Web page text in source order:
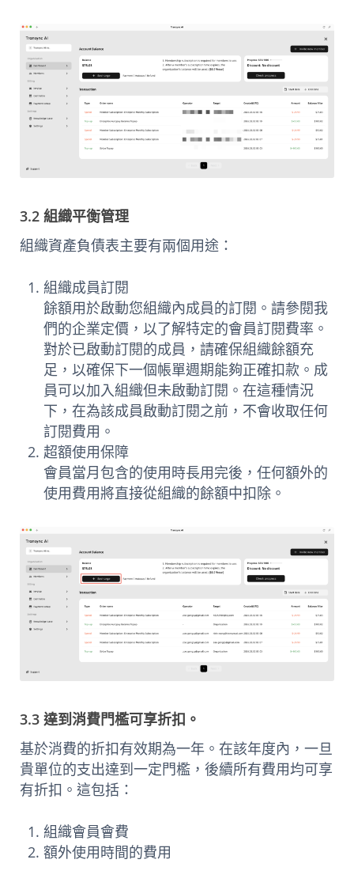
3.2 組織平衡管理
組織資產負債表主要有兩個用途：
組織成員訂閱
餘額用於啟動您組織內成員的訂閱。請參閱我
們的企業定價，以了解特定的會員訂閱費率。
對於已啟動訂閱的成員，請確保組織餘額充
足，以確保下一個帳單週期能夠正確扣款。成
員可以加入組織但未啟動訂閱。在這種情況
下，在為該成員啟動訂閱之前，不會收取任何
訂閱費用。
超額使用保障
會員當月包含的使用時長用完後，任何額外的
使用費用將直接從組織的餘額中扣除。
3.3 達到消費門檻可享折扣。
基於消費的折扣有效期為一年。在該年度內，一旦
貴單位的支出達到一定門檻，後續所有費用均可享
有折扣。這包括：
組織會員會費
額外使用時間的費用